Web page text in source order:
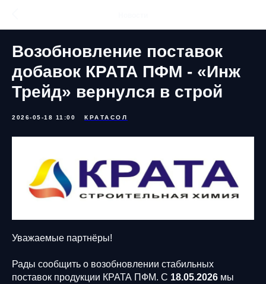
Возобновление поставок
добавок КРАТА ПФМ - «Инж
Трейд» вернулся в строй
2026-05-18 11:00 КРАТАСОЛ
Уважаемые партнёры!
Рады сообщить о возобновлении стабильных
поставок продукции КРАТА ПФМ. С 18.05.2026 мы